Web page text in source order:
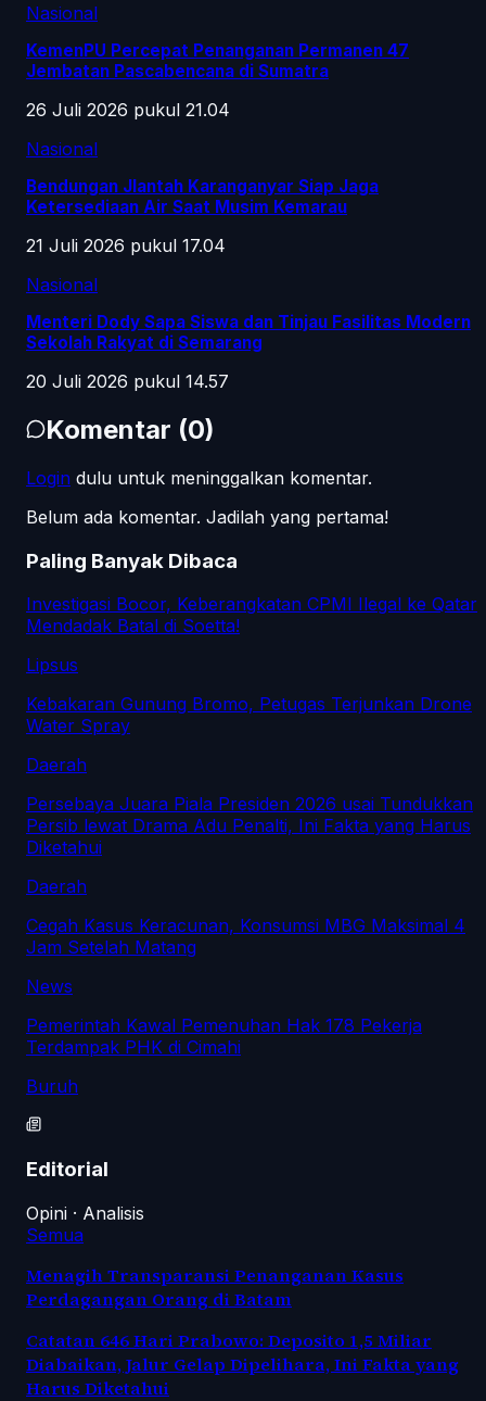
Nasional
KemenPU Percepat Penanganan Permanen 47
Jembatan Pascabencana di Sumatra
26 Juli 2026 pukul 21.04
Nasional
Bendungan Jlantah Karanganyar Siap Jaga
Ketersediaan Air Saat Musim Kemarau
21 Juli 2026 pukul 17.04
Nasional
Menteri Dody Sapa Siswa dan Tinjau Fasilitas Modern
Sekolah Rakyat di Semarang
20 Juli 2026 pukul 14.57
Komentar (0)
Login dulu untuk meninggalkan komentar.
Belum ada komentar. Jadilah yang pertama!
Paling Banyak Dibaca
Investigasi Bocor, Keberangkatan CPMI Ilegal ke Qatar
Mendadak Batal di Soetta!
Lipsus
Kebakaran Gunung Bromo, Petugas Terjunkan Drone
Water Spray
Daerah
Persebaya Juara Piala Presiden 2026 usai Tundukkan
Persib lewat Drama Adu Penalti, Ini Fakta yang Harus
Diketahui
Daerah
Cegah Kasus Keracunan, Konsumsi MBG Maksimal 4
Jam Setelah Matang
News
Pemerintah Kawal Pemenuhan Hak 178 Pekerja
Terdampak PHK di Cimahi
Buruh
Editorial
Opini · Analisis
Semua
Menagih Transparansi Penanganan Kasus
Perdagangan Orang di Batam
Catatan 646 Hari Prabowo: Deposito 1,5 Miliar
Diabaikan, Jalur Gelap Dipelihara, Ini Fakta yang
Harus Diketahui